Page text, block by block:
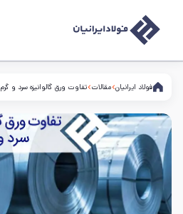
فولاد ایرانیان مقالات تفاوت ورق گالوانیزه سرد و گرم